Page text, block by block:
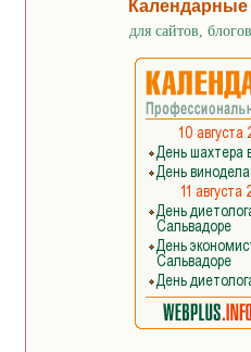
для сайтов,